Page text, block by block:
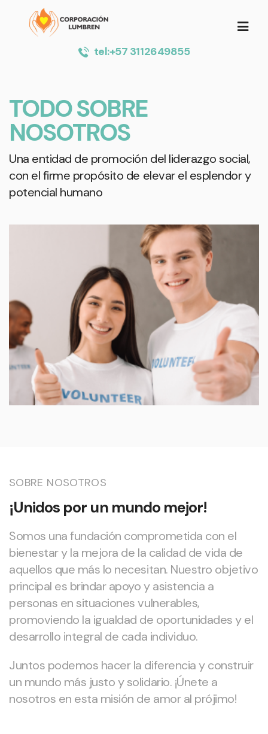
tel:+57 3112649855
TODO SOBRE
NOSOTROS
Una entidad de promoción del liderazgo social,
con el firme propósito de elevar el esplendor y
potencial humano
SOBRE NOSOTROS
¡Unidos por un mundo mejor!
Somos una fundación comprometida con el
bienestar y la mejora de la calidad de vida de
aquellos que más lo necesitan. Nuestro objetivo
principal es brindar apoyo y asistencia a
personas en situaciones vulnerables,
promoviendo la igualdad de oportunidades y el
desarrollo integral de cada individuo.
Juntos podemos hacer la diferencia y construir
un mundo más justo y solidario. ¡Únete a
nosotros en esta misión de amor al prójimo!